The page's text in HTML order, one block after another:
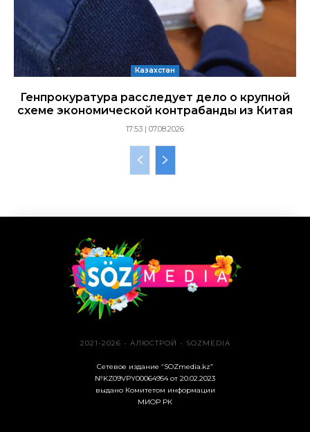
Казахстан
Генпрокуратура расследует дело о крупной
схеме экономической контрабанды из Китая
17:53 | 07.08.2026
2021-2026 - АЛЮСТРОЙ - SOZMEDIA
Сетевое издание “SOZmedia.kz”
№KZ09VPY00064954 от 20.02.2023
выдано Комитетом информации
МИОР РК